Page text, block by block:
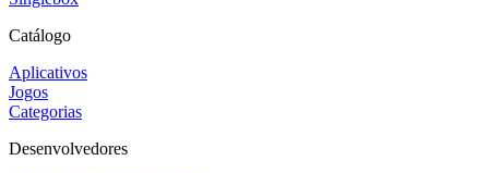
Catálogo
Aplicativos
Jogos
Categorias
Desenvolvedores